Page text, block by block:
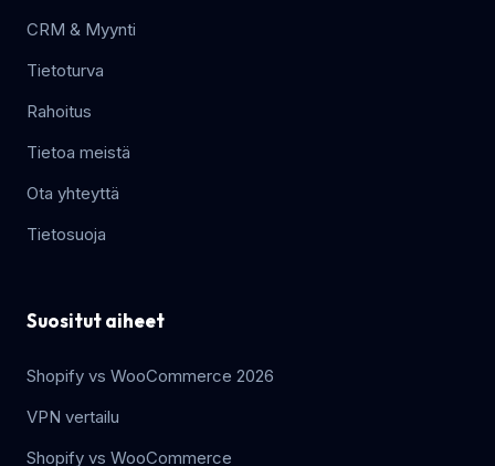
CRM & Myynti
Tietoturva
Rahoitus
Tietoa meistä
Ota yhteyttä
Tietosuoja
Suositut aiheet
Shopify vs WooCommerce 2026
VPN vertailu
Shopify vs WooCommerce